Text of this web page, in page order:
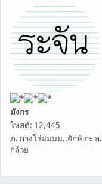
มังกร
โพสต์: 12,445
ภ. กางโร่มมมม..ยักษ์ กะ
กล้วย